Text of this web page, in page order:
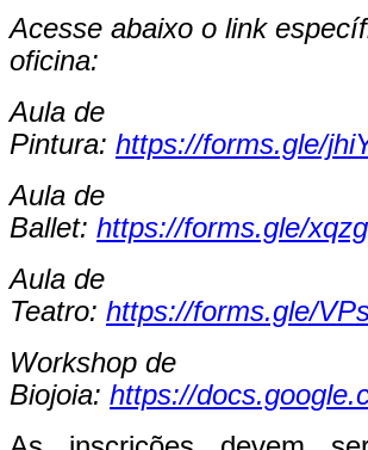
Acesse abaixo o link
oficina:
Aula de
Pintura: https://forms.gle/
Aula de
Ballet: https://forms.gle/
Aula de
Teatro: https://forms.gle/
Workshop de
Biojoia: https://